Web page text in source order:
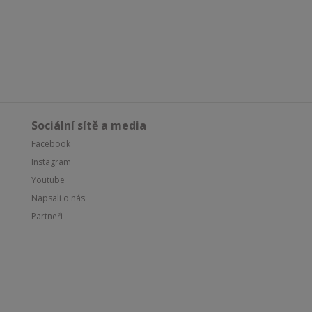
Sociální sítě a media
Facebook
Instagram
Youtube
Napsali o nás
Partneři